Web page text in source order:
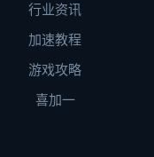
行业资讯
加速教程
游戏攻略
喜加一